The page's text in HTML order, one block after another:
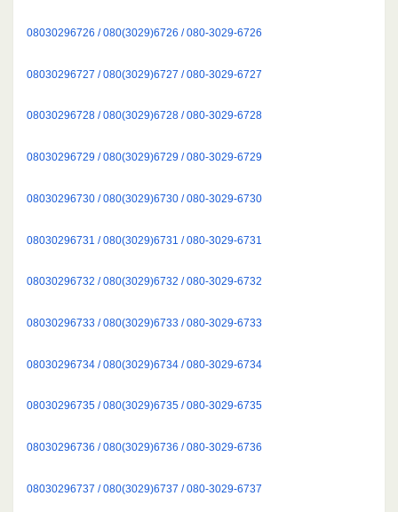
08030296726 / 080(3029)6726 / 080-3029-6726
08030296727 / 080(3029)6727 / 080-3029-6727
08030296728 / 080(3029)6728 / 080-3029-6728
08030296729 / 080(3029)6729 / 080-3029-6729
08030296730 / 080(3029)6730 / 080-3029-6730
08030296731 / 080(3029)6731 / 080-3029-6731
08030296732 / 080(3029)6732 / 080-3029-6732
08030296733 / 080(3029)6733 / 080-3029-6733
08030296734 / 080(3029)6734 / 080-3029-6734
08030296735 / 080(3029)6735 / 080-3029-6735
08030296736 / 080(3029)6736 / 080-3029-6736
08030296737 / 080(3029)6737 / 080-3029-6737